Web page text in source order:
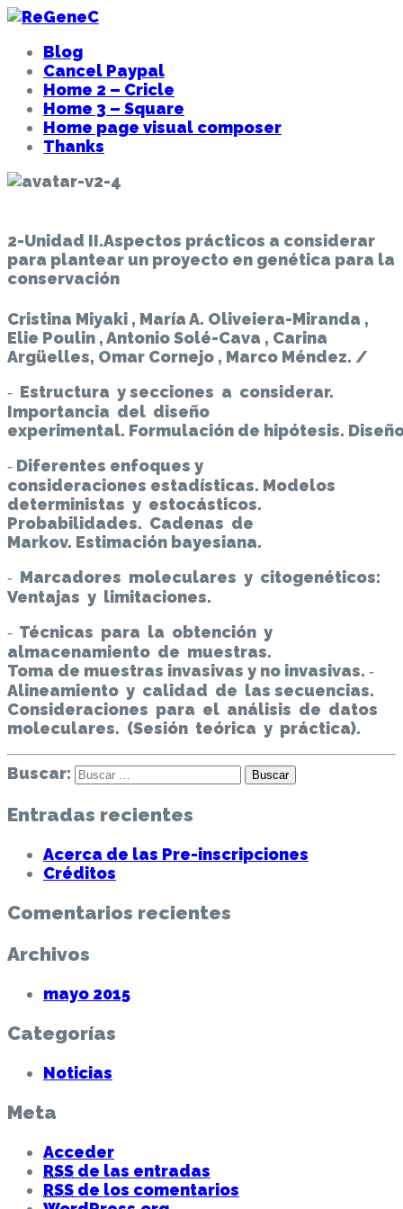
Blog
Cancel Paypal
Home 2 – Cricle
Home 3 – Square
Home page visual composer
Thanks
2-Unidad II.Aspectos prácticos a considerar
para plantear un proyecto en genética para la
conservación
Cristina Miyaki , María A. Oliveiera-Miranda ,
Elie Poulin , Antonio Solé-Cava , Carina
Argüelles, Omar Cornejo , Marco Méndez. /
‐ Estructura y secciones a considerar.
Importancia del diseño
experimental. Formulación de hipótesis.
‐ Diferentes enfoques y
consideraciones estadísticas. Modelos
deterministas y estocásticos.
Probabilidades. Cadenas de
Markov. Estimación bayesiana.
‐ Marcadores moleculares y citogenéticos:
Ventajas y limitaciones.
‐ Técnicas para la obtención y
almacenamiento de muestras.
Toma de muestras invasivas y no invasivas. ‐
Alineamiento y calidad de las secuencias.
Consideraciones para el análisis de datos
moleculares. (Sesión teórica y práctica).
Buscar:
Entradas recientes
Acerca de las Pre-inscripciones
Créditos
Comentarios recientes
Archivos
mayo 2015
Categorías
Noticias
Meta
Acceder
RSS de las entradas
RSS de los comentarios